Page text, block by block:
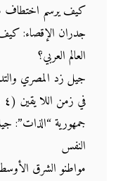
كيف يرسم اختطاف
جدران الإقصاء:
العالم العربي؟
جيل زد المصري
في زمن اللا يقين (٤ من ٧)
جمهورية “الذات”:
النفس
مواطنو الشرق الأوسط في 2026: